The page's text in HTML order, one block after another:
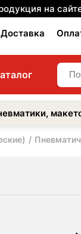
на
Доставка